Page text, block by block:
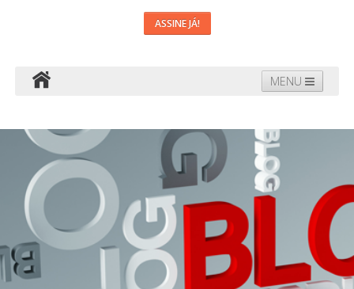
ASSINE JÁ!
MENU
Domínios Blog Suporte